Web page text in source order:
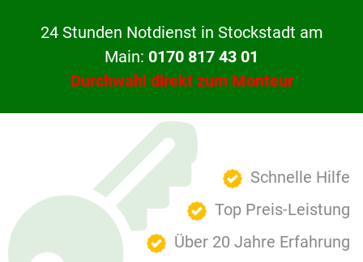
24 Stunden Notdienst in Stockstadt am
Main: 0170 817 43 01
Durchwahl direkt zum Monteur
Schnelle Hilfe
Top Preis-Leistung
Über 20 Jahre Erfahrung